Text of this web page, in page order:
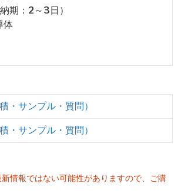
期：2～3日）
体
・サンプル・質問）
・サンプル・質問）
情報ではない可能性がありますので、ご購